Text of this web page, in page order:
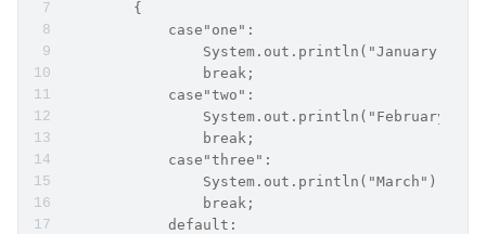
        {
            case"one":
                System.out.println("January");
                break;
            case"two":
                System.out.println("February");
                break;
            case"three":
                System.out.println("March");
                break;
            default: